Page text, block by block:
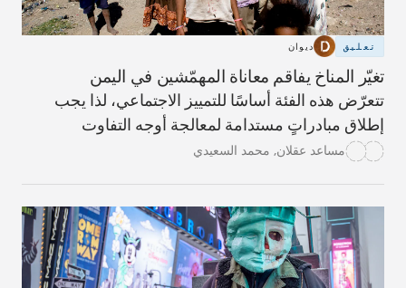
تعليق ديوان
تغيّر المناخ يفاقم معاناة المهمّشين في اليمن
تتعرّض هذه الفئة أساسًا للتمييز الاجتماعي، لذا يجب
إطلاق مبادراتٍ مستدامة لمعالجة أوجه التفاوت
المختلفة.مساعد عقلان, محمد السعيدي